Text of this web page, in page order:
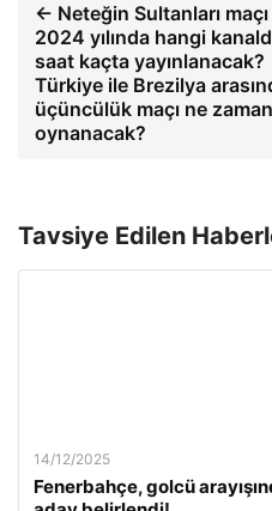
← Neteğin Sultanları maçı
2024 yılında hangi
saat kaçta yayınlanacak?
Türkiye ile Brezilya
üçüncülük maçı ne zaman
oynanacak?
Tavsiye Edilen
14/12/2025
Fenerbahçe, golcü